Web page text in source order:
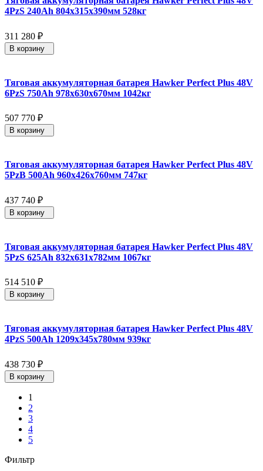
4PzS 240Ah 804x315x390мм 528кг
311 280 ₽
В корзину
Тяговая аккумуляторная батарея Hawker Perfect Plus 48V
6PzS 750Ah 978x630x670мм 1042кг
507 770 ₽
В корзину
Тяговая аккумуляторная батарея Hawker Perfect Plus 48V
5PzB 500Ah 960x426x760мм 747кг
437 740 ₽
В корзину
Тяговая аккумуляторная батарея Hawker Perfect Plus 48V
5PzS 625Ah 832x631x782мм 1067кг
514 510 ₽
В корзину
Тяговая аккумуляторная батарея Hawker Perfect Plus 48V
4PzS 500Ah 1209х345х780мм 939кг
438 730 ₽
В корзину
1
2
3
4
5
Фильтр